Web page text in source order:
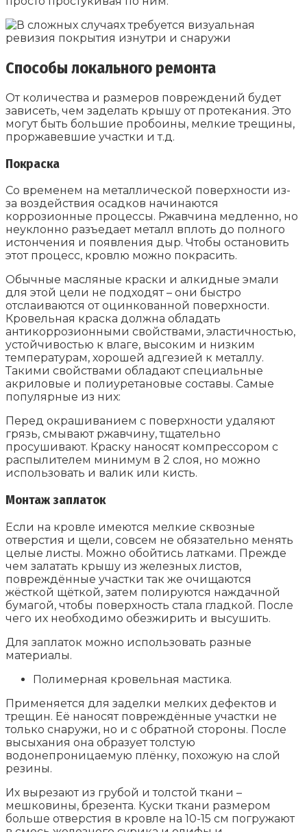
Способы локального ремонта
От количества и размеров повреждений будет
зависеть, чем заделать крышу от протекания. Это
могут быть большие пробоины, мелкие трещины,
проржавевшие участки и т.д.
Покраска
Со временем на металлической поверхности из-
за воздействия осадков начинаются
коррозионные процессы. Ржавчина медленно, но
неуклонно разъедает металл вплоть до полного
истончения и появления дыр. Чтобы остановить
этот процесс, кровлю можно покрасить.
Обычные масляные краски и алкидные эмали
для этой цели не подходят – они быстро
отслаиваются от оцинкованной поверхности.
Кровельная краска должна обладать
антикоррозионными свойствами, эластичностью,
устойчивостью к влаге, высоким и низким
температурам, хорошей адгезией к металлу.
Такими свойствами обладают специальные
акриловые и полиуретановые составы. Самые
популярные из них:
Перед окрашиванием с поверхности удаляют
грязь, смывают ржавчину, тщательно
просушивают. Краску наносят компрессором с
распылителем минимум в 2 слоя, но можно
использовать и валик или кисть.
Монтаж заплаток
Если на кровле имеются мелкие сквозные
отверстия и щели, совсем не обязательно менять
целые листы. Можно обойтись латками. Прежде
чем залатать крышу из железных листов,
повреждённые участки так же очищаются
жёсткой щёткой, затем полируются наждачной
бумагой, чтобы поверхность стала гладкой. После
чего их необходимо обезжирить и высушить.
Для заплаток можно использовать разные
материалы.
Полимерная кровельная мастика.
Применяется для заделки мелких дефектов и
трещин. Её наносят повреждённые участки не
только снаружи, но и с обратной стороны. После
высыхания она образует толстую
водонепроницаемую плёнку, похожую на слой
резины.
Их вырезают из грубой и толстой ткани –
мешковины, брезента. Куски ткани размером
больше отверстия в кровле на 10-15 см погружают